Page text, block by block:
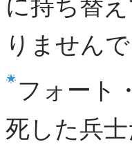
に持ち替
りません
フォート
死した兵